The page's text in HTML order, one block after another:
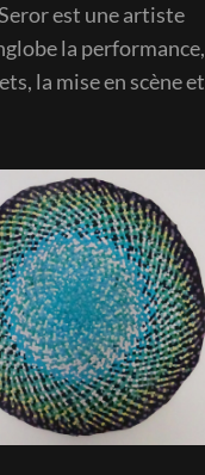
est une artiste
la performance,
la mise en scène et